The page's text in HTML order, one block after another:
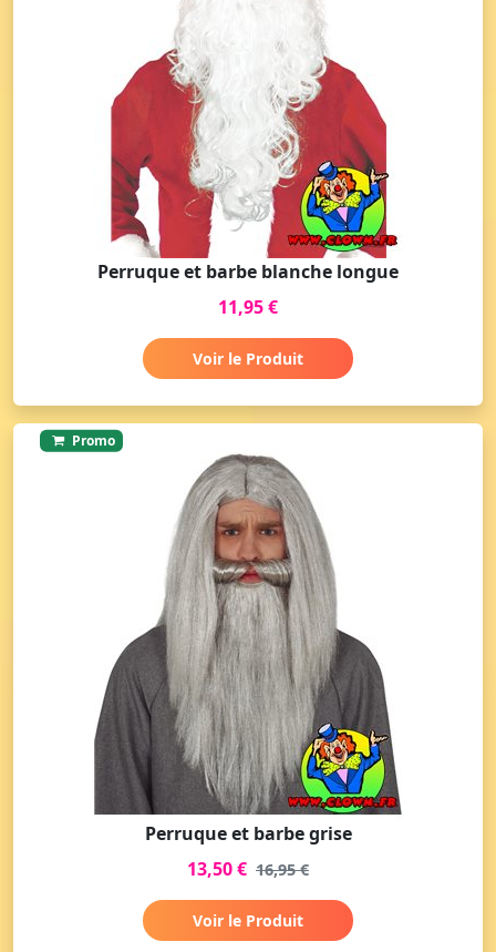
Perruque et barbe blanche longue
11,95 €
Voir le Produit
Promo
Perruque et barbe grise
13,50 € 16,95 €
Voir le Produit